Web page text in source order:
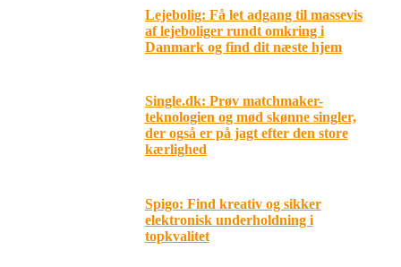
Lejebolig: Få let adgang til massevis
af lejeboliger rundt omkring i
Danmark og find dit næste hjem
Single.dk: Prøv matchmaker-
teknologien og mød skønne singler,
der også er på jagt efter den store
kærlighed
Spigo: Find kreativ og sikker
elektronisk underholdning i
topkvalitet